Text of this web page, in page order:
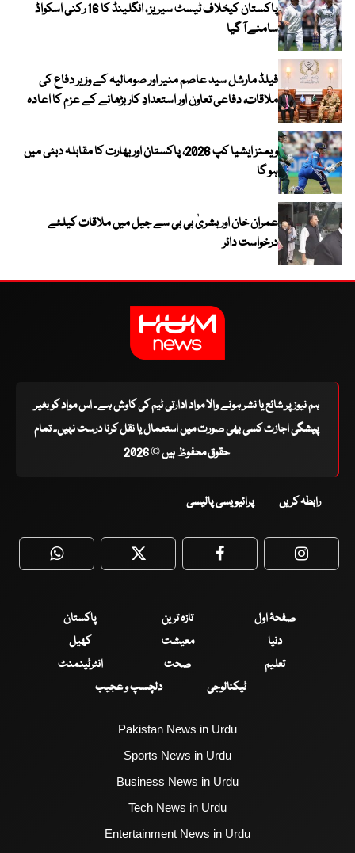
پاکستان کیخلاف ٹیسٹ سیریز ، انگلینڈ کا 16 رکنی اسکواڈ
سامنے آ گیا
فیلڈ مارشل سید عاصم منیر اور صومالیہ کے وزیر دفاع کی
ملاقات، دفاعی تعاون اور استعدادِ کار بڑھانے کے عزم کا اعادہ
ویمنز ایشیا کپ 2026، پاکستان اور بھارت کا مقابلہ دبئی میں
ہو گا
عمران خان اور بشریٰ بی بی سے جیل میں ملاقات کیلئے
درخواست دائر
ہم نیوز پر شائع یا نشر ہونے والا مواد ادارتی ٹیم کی کاوش ہے۔ اس مواد کو بغیر
پیشگی اجازت کسی بھی صورت میں استعمال یا نقل کرنا درست نہیں۔ تمام
حقوق محفوظ ہیں © 2026
رابطہ کریں پرائیویسی پالیسی
WhatsApp Twitter Facebook
صفحۂ اول تازہ ترین
پاکستان
دنیا
معیشت
کھیل
تعلیم
صحت
انٹرٹینمنٹ
ٹیکنالوجی
دلچسپ و عجیب
Pakistan News in Urdu
Sports News in Urdu
Business News in Urdu
Tech News in Urdu
Entertainment News in Urdu